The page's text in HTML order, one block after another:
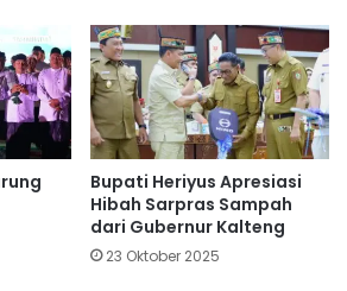
Bupati Heriyus Apresiasi
Hibah Sarpras Sampah
dari Gubernur Kalteng
23 Oktober 2025